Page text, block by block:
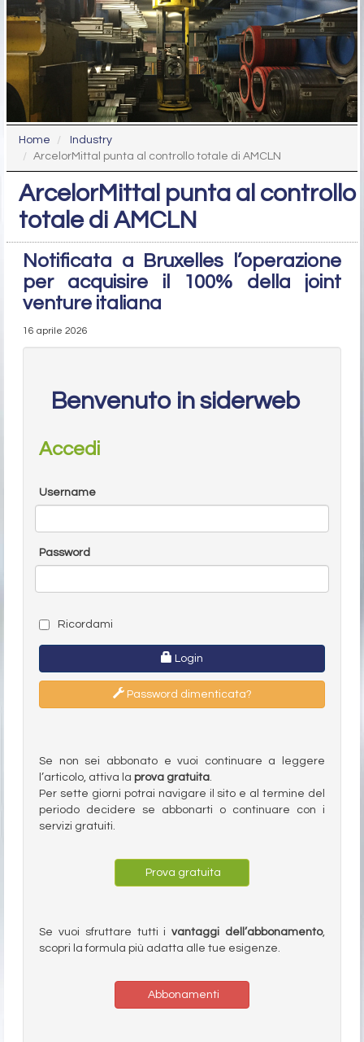
Home
Industry
ArcelorMittal punta al controllo totale di AMCLN
ArcelorMittal punta al controllo
totale di AMCLN
Notificata a Bruxelles l’operazione
per acquisire il 100% della joint
venture italiana
16 aprile 2026
Benvenuto in siderweb
Accedi
Username
Password
Ricordami
Login
Password dimenticata?
Se non sei abbonato e vuoi continuare a leggere
l’articolo, attiva la prova gratuita.
Per sette giorni potrai navigare il sito e al termine del
periodo decidere se abbonarti o continuare con i
servizi gratuiti.
Prova gratuita
Se vuoi sfruttare tutti ivantaggi dell’abbonamento,
scopri la formula più adatta alle tue esigenze.
Abbonamenti